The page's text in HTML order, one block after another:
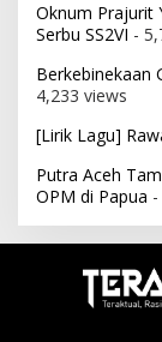
Oknum Prajurit
Serbu SS2VI -
Berkebinekaan
4,233 views
[Lirik Lagu]
Putra Aceh
OPM di Papua